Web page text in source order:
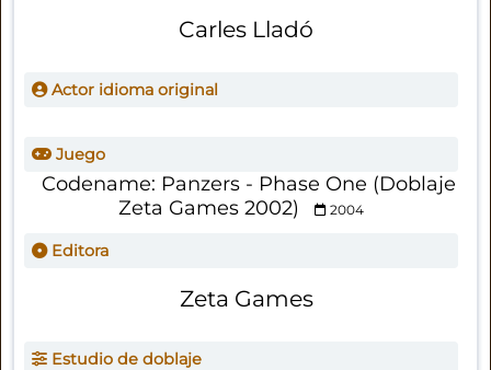
Carles Lladó
Actor idioma original
Juego
Codename: Panzers - Phase One (Doblaje
Zeta Games 2002)
2004
Editora
Zeta Games
Estudio de doblaje